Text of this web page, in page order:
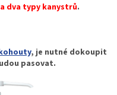
dva typy kanystrů.
, je nutné dokoupit
pasovat.